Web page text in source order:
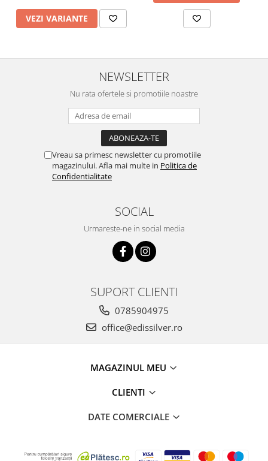
VEZI VARIANTE
NEWSLETTER
Nu rata ofertele si promotiile noastre
Vreau sa primesc newsletter cu promotiile
magazinului. Afla mai multe in Politica de
Confidentialitate
SOCIAL
Urmareste-ne in social media
SUPORT CLIENTI
0785904975
office@edissilver.ro
MAGAZINUL MEU
CLIENTI
DATE COMERCIALE